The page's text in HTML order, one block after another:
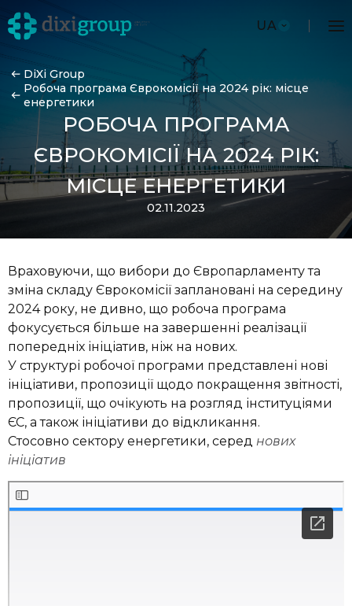
UA
DiXi Group
Робоча програма Єврокомісії на 2024 рік: місце
енергетики
РОБОЧА ПРОГРАМА
ЄВРОКОМІСІЇ НА 2024 РІК:
МІСЦЕ ЕНЕРГЕТИКИ
02.11.2023
Враховуючи, що вибори до Європарламенту та
зміна складу Єврокомісії заплановані на середину
2024 року, не дивно, що робоча програма
фокусується більше на завершенні реалізації
попередніх ініціатив, ніж на нових.
У структурі робочої програми представлені нові
ініціативи, пропозиції щодо покращення звітності,
пропозиції, що очікують на розгляд інституціями
ЄС, а також ініціативи до відкликання.
Стосовно сектору енергетики, серед нових
ініціатив